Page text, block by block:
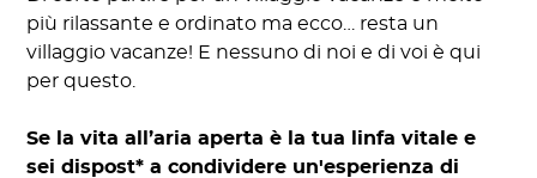
più rilassante e ordinato ma ecco… resta un
villaggio vacanze! E nessuno di noi e di voi è qui
per questo.
Se la vita all’aria aperta è la tua linfa vitale e
sei dispost* a condividere un'esperienza di